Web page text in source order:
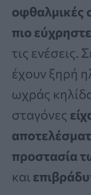
οφθαλμικές
πιο
τις ενέσεις.
έχουν ξηρή
ωχράς
σταγόνες
προστασία
και